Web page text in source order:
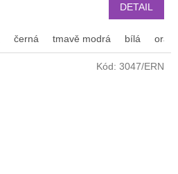
DETAIL
černá tmavě modrá bílá
Kód: 3047/ERN